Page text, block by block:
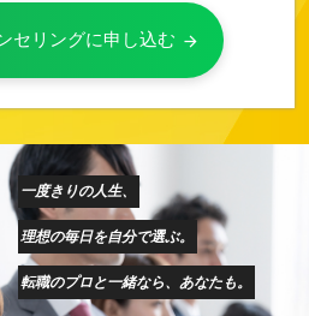
セリングに申し込む arrow_forward
一度きりの人生、
理想の毎日を自分で選ぶ。
転職のプロと一緒なら、あなたも。